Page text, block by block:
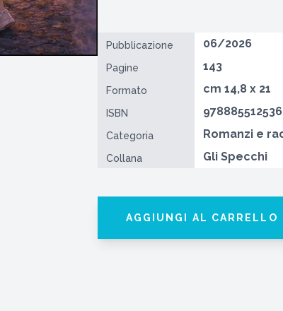
Pubblicazione 06/2026
Pagine 143
Formato cm 14,8 x 21
ISBN
Categoria Romanzi e
Collana Gli Specchi
AGGIUNGI AL CARRELLO